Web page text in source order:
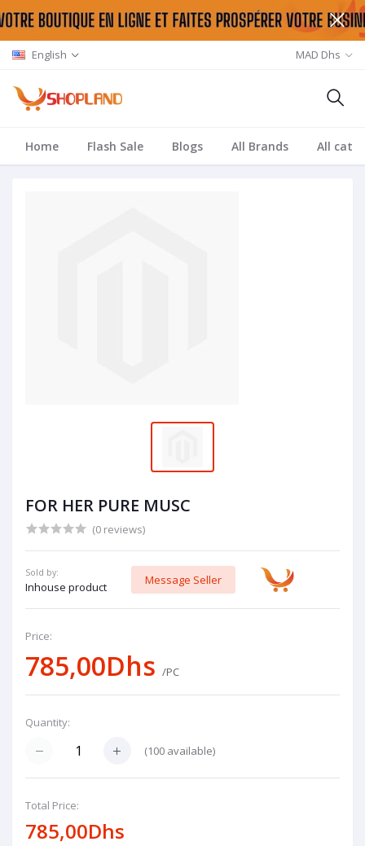
English MAD Dhs
Home Flash Sale Blogs All Brands All
FOR HER PURE MUSC
(0 reviews)
Sold by:
Inhouse product
Message Seller
Price:
785,00Dhs /PC
Quantity:
(100 available)
Total Price:
785,00Dhs